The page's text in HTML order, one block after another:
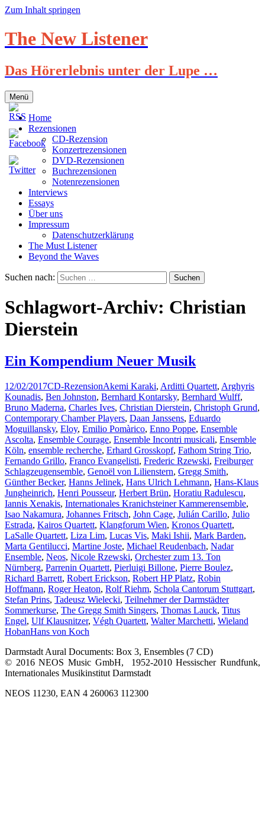
Zum Inhalt springen
The New Listener
Das Hörerlebnis unter der Lupe …
Menü
Home
Rezensionen
CD-Rezension
Konzertrezensionen
DVD-Rezensionen
Buchrezensionen
Notenrezensionen
Interviews
Essays
Über uns
Impressum
Datenschutzerklärung
The Must Listener
Beyond the Waves
Suchen nach:
Schlagwort-Archiv: Christian
Dierstein
Ein Kompendium Neuer Musik
12/02/2017CD-RezensionAkemi Karaki, Arditti Quartett, Arghyris
Kounadis, Ben Johnston, Bernhard Kontarsky, Bernhard Wulff,
Bruno Maderna, Charles Ives, Christian Dierstein, Christoph Grund,
Contemporary Chamber Players, Daan Janssens, Eduardo
Moguillansky, Eloy, Emilio Pomàrico, Enno Poppe, Ensemble
Ascolta, Ensemble Courage, Ensemble Incontri musicali, Ensemble
Köln, ensemble recherche, Erhard Grosskopf, Fathom String Trio,
Fernando Grillo, Franco Evangelisti, Frederic Rzewski, Freiburger
Schlagzeugensemble, Genoël von Lilienstern, Gregg Smith,
Günther Becker, Hanns Jelinek, Hans Ulrich Lehmann, Hans-Klaus
Jungheinrich, Henri Pousseur, Herbert Brün, Horatiu Radulescu,
Iannis Xenakis, Internationales Kranichsteiner Kammerensemble,
Isao Nakamura, Johannes Fritsch, John Cage, Julián Carillo, Julio
Estrada, Kairos Quartett, Klangforum Wien, Kronos Quartett,
LaSalle Quartett, Liza Lim, Lucas Vis, Maki Ishii, Mark Barden,
Marta Gentilucci, Martine Joste, Michael Reudenbach, Nadar
Ensemble, Neos, Nicole Rzewski, Orchester zum 13. Ton
Nürnberg, Parrenin Quartett, Pierluigi Billone, Pierre Boulez,
Richard Barrett, Robert Erickson, Robert HP Platz, Robin
Hoffmann, Roger Heaton, Rolf Riehm, Schola Cantorum Stuttgart,
Stefan Prins, Tadeusz Wielecki, Teilnehmer der Darmstädter
Sommerkurse, The Gregg Smith Singers, Thomas Lauck, Titus
Engel, Ulf Klausnitzer, Végh Quartett, Walter Marchetti, Wieland
HobanHans von Koch
Darmstadt Aural Documents: Box 3, Ensembles (7 CD)
© 2016 NEOS Music GmbH, 1952-2010 Hessischer Rundfunk,
Internationales Musikinstitut Darmstadt
NEOS 11230, EAN 4 260063 112300